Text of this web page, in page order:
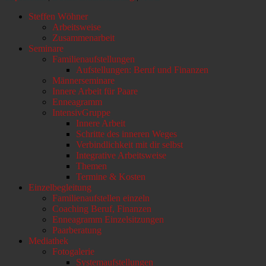
oben
Steffen Wöhner
Arbeitsweise
Zusammenarbeit
Seminare
Familienaufstellungen
Aufstellungen: Beruf und Finanzen
Männerseminare
Innere Arbeit für Paare
Enneagramm
IntensivGruppe
Innere Arbeit
Schritte des inneren Weges
Verbindlichkeit mit dir selbst
Integrative Arbeitsweise
Themen
Termine & Kosten
Einzelbegleitung
Familienaufstellen einzeln
Coaching Beruf, Finanzen
Enneagramm Einzelsitzungen
Paarberatung
Mediathek
Fotogalerie
Systemaufstellungen